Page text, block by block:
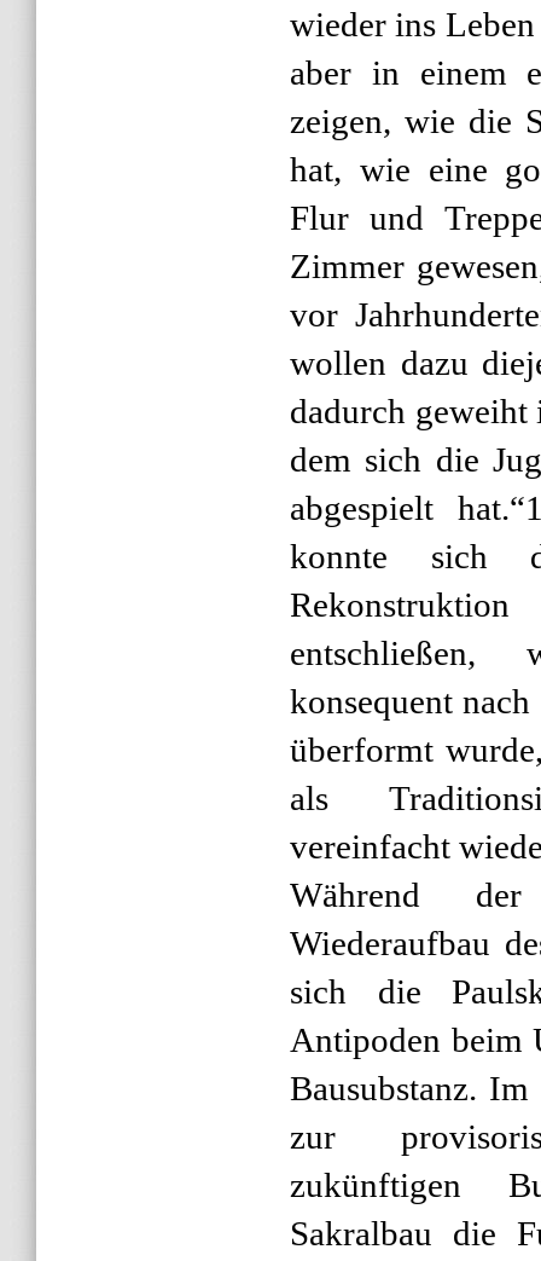
wieder ins
aber in einem
zeigen, wie die
hat, wie eine
Flur und
Zimmer
vor
wollen dazu
dadurch geweiht
dem sich die
abgespielt
konnte sich
entschließen,
konsequent
überformt
als
vereinfacht
Während
Wiederaufbau
sich die
Antipoden beim
Bausubstanz.
zur
zukünftigen
Sakralbau die